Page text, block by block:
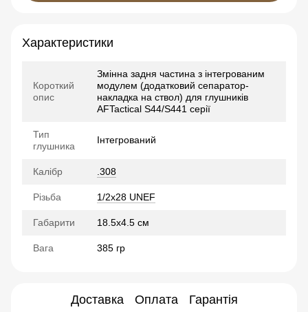
Характеристики
Короткий
опис
Змінна задня частина з інтегрованим
модулем (додатковий сепаратор-
накладка на ствол) для глушників
AFTactical S44/S441 серії
Тип
глушника
Інтегрований
Калібр .308
Різьба 1/2x28 UNEF
Габарити 18.5х4.5 см
Вага 385 гр
Доставка Оплата Гарантія